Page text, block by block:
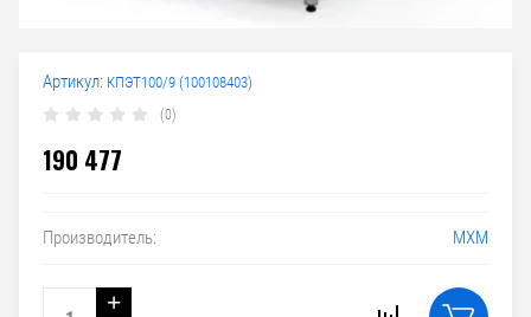
Артикул: КПЭТ100/9 (100108403)
(0)
190 477
Производитель: МХМ
+